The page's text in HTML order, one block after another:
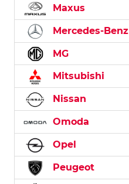
Maxus
Mercedes-Benz
MG
Mitsubishi
Nissan
Omoda
Opel
Peugeot